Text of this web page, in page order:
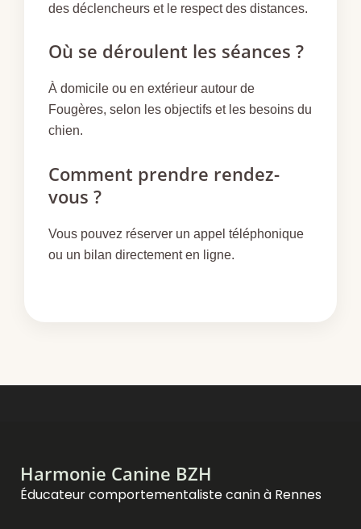
des déclencheurs et le respect des distances.
Où se déroulent les séances ?
À domicile ou en extérieur autour de
Fougères, selon les objectifs et les besoins du
chien.
Comment prendre rendez-
vous ?
Vous pouvez réserver un appel téléphonique
ou un bilan directement en ligne.
Harmonie Canine BZH
Éducateur comportementaliste canin à Rennes